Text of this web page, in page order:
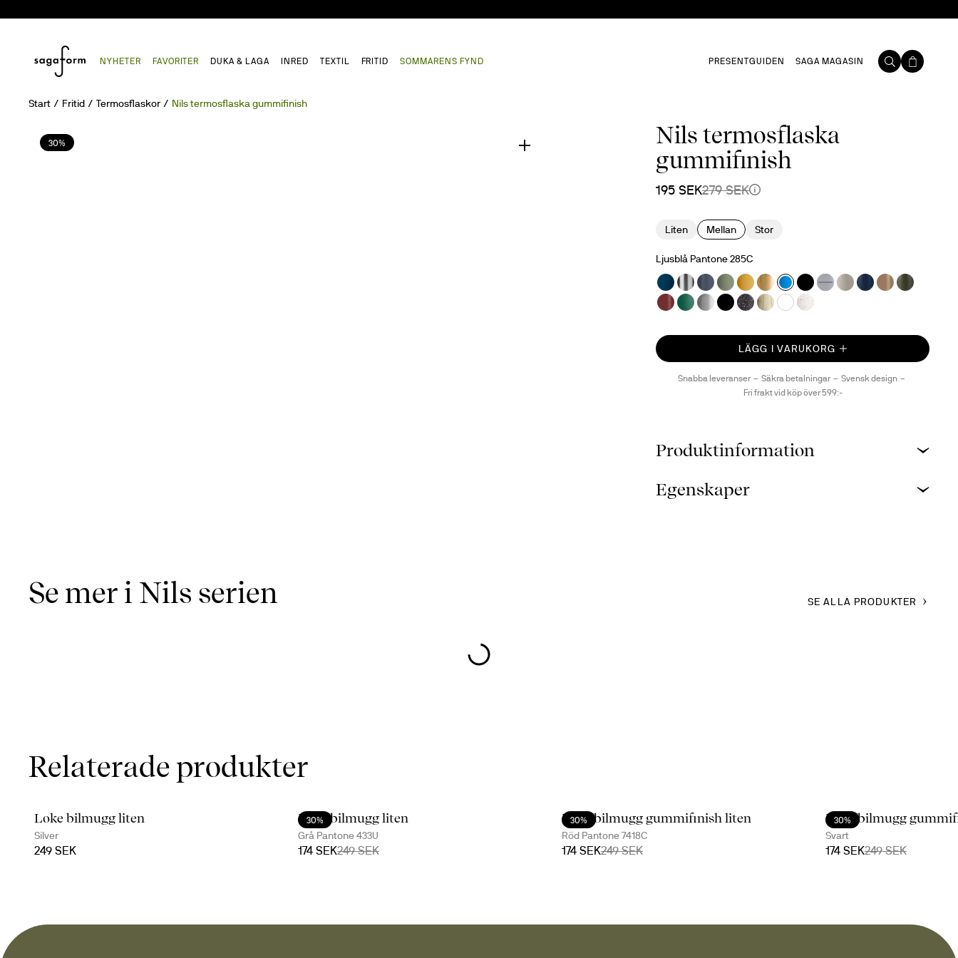
NYHETER FAVORITER DUKA & LAGA INRED TEXTIL FRITID SOMMARENS FYND PRESENTGUIDEN SAGA MAGASIN
Start Fritid Termosflaskor Nils termosflaska gummifinish
30%
Nils termosflaska
gummifinish
195 SEK279 SEK
Liten Mellan Stor
Ljusblå Pantone 285C
LÄGG I VARUKORG
Snabba leveranser Säkra betalningar
Svensk design
Fri frakt vid köp över 599:-
Produktinformation
Egenskaper
Se mer i Nils serien SE ALLA PRODUKTER
Relaterade produkter
Loke bilmugg liten
Silver
249 SEK
30%
Loke bilmugg liten
Grå Pantone 433U
174 SEK249 SEK
30%
Loke bilmugg gummifinish liten
Röd Pantone 7418C
174 SEK249 SEK
30%
Loke bilmugg
Svart
174 SEK249 SEK